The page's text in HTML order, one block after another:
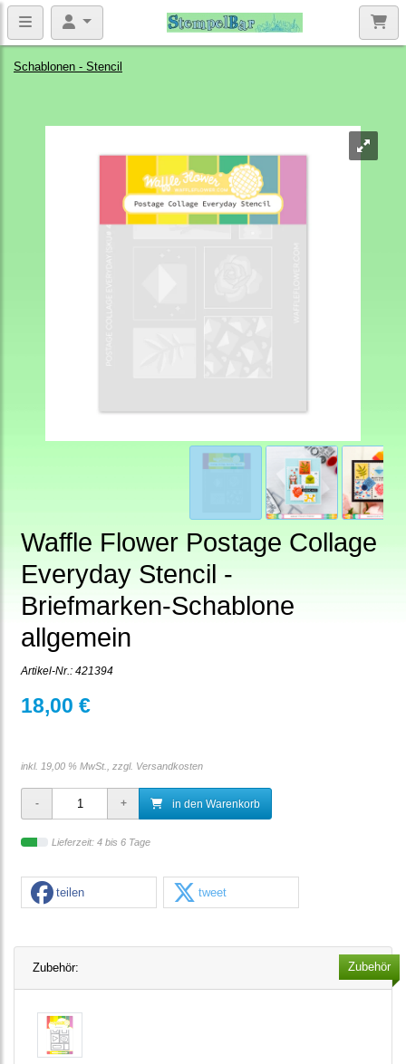
Schablonen - Stencil
Waffle Flower Postage Collage
Everyday Stencil -
Briefmarken-Schablone
allgemein
Artikel-Nr.: 421394
18,00 €
inkl. 19,00 % MwSt., zzgl. Versandkosten
in den Warenkorb
Lieferzeit: 4 bis 6 Tage
teilen tweet
Zubehör: Zubehör